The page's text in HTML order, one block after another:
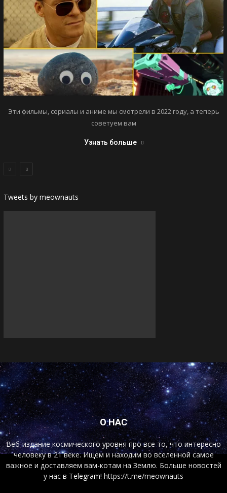
Эти фильмы, сериалы и аниме мы смотрели в 2022 году, а теперь
советуем вам
Узнать больше
Tweets by meownauts
О НАС
Веб-издание космического уровня про все то, что интересно
человеку в 21 веке. Ищем и находим во вселенной самое
важное и доставляем вам-котам на Землю. Больше новостей
у нас в Telegram! https://t.me/meownauts